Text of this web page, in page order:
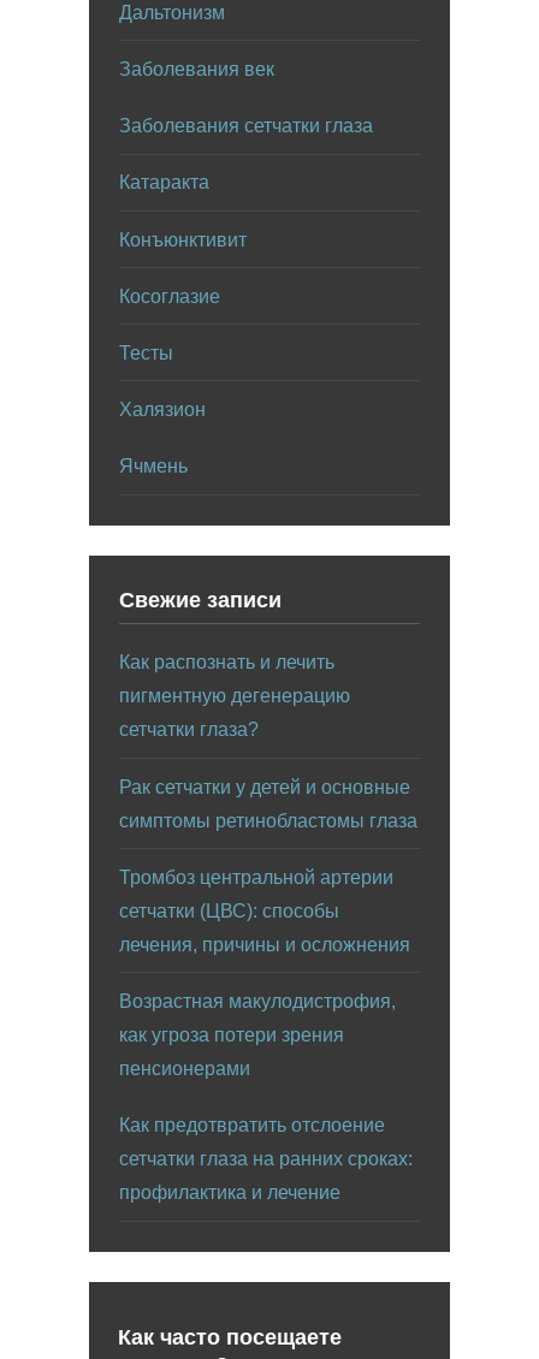
Дальтонизм
Заболевания век
Заболевания сетчатки глаза
Катаракта
Конъюнктивит
Косоглазие
Тесты
Халязион
Ячмень
Свежие записи
Как распознать и лечить
пигментную дегенерацию
сетчатки глаза?
Рак сетчатки у детей и основные
симптомы ретинобластомы глаза
Тромбоз центральной артерии
сетчатки (ЦВС): способы
лечения, причины и осложнения
Возрастная макулодистрофия,
как угроза потери зрения
пенсионерами
Как предотвратить отслоение
сетчатки глаза на ранних сроках:
профилактика и лечение
Как часто посещаете